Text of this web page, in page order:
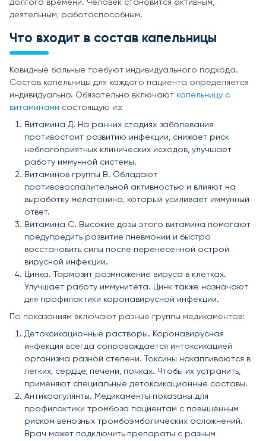
долгого времени. Человек становится активным,
деятельным, работоспособным.
Что входит в состав капельницы
Ковидные больные требуют индивидуального подхода.
Состав капельницы для каждого пациента определяется
индивидуально. Обязательно включают капельницу с
витаминами состоящую из:
Витамина Д. На ранних стадиях заболевания
противостоит развитию инфекции, снижает риск
неблагоприятных клинических исходов, улучшает
работу иммунной системы.
Витаминов группы В. Обладают
противовоспалительной активностью и влияют на
выработку мелатонина, который усиливает иммунный
ответ.
Витамина С. Высокие дозы этого витамина помогают
предупредить развитие пневмонии и быстро
восстановить силы после перенесенной острой
вирусной инфекции.
Цинка. Тормозит размножение вируса в клетках.
Улучшает работу иммунитета. Цинк также назначают
для профилактики коронавирусной инфекции.
По показаниям включают разные группы медикаментов:
Детоксикационные растворы. Коронавирусная
инфекция всегда сопровождается интоксикацией
организма разной степени. Токсины накапливаются в
легких, сердце, печени, почках. Чтобы их устранить,
применяют специальные детоксикационные составы.
Антикоагулянты. Медикаменты показаны для
профилактики тромбоза пациентам с повышенным
риском венозных тромбоэмболических осложнений.
Врач может подключить препараты с разным